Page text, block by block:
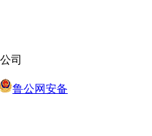
司
鲁公网安备